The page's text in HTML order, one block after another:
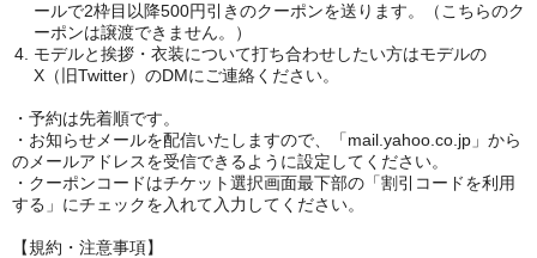
ールで2枠目以降500円引きのクーポンを送ります。（こちらのク
ーポンは譲渡できません。）
モデルと挨拶・衣装について打ち合わせしたい方はモデルの
X（旧Twitter）のDMにご連絡ください。
・予約は先着順です。
・お知らせメールを配信いたしますので、「mail.yahoo.co.jp」から
のメールアドレスを受信できるように設定してください。
・クーポンコードはチケット選択画面最下部の「割引コードを利用
する」にチェックを入れて入力してください。
【規約・注意事項】